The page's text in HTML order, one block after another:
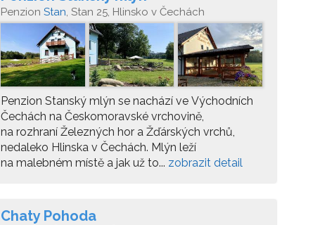
Penzion Stan, Stan 25, Hlinsko v Čechách
Penzion Stanský mlýn se nachází ve Východních
Čechách na Českomoravské vrchovině,
na rozhraní Železných hor a Žďárských vrchů,
nedaleko Hlinska v Čechách. Mlýn leží
na malebném místě a jak už to... zobrazit detail
Chaty Pohoda